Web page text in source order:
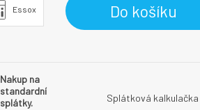
Essox Do košíku
Nakup na
standardní
splátky.
Splátková kalkulačka